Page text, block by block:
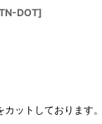
DOT]
カットしておりま